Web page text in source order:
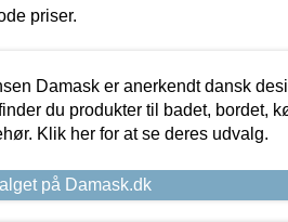
priser.
Damask er anerkendt dansk
du produkter til badet, bordet,
Klik her for at se deres udvalg.
på Damask.dk